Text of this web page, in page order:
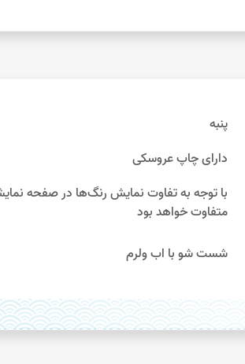
پنبه
دارای چاپ عروسکی
متفاوت خواهد بود
شست شو با اب ولرم